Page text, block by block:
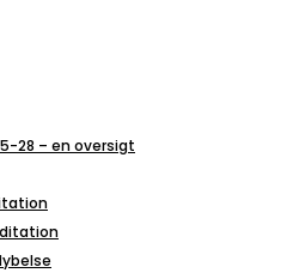
28 – en oversigt